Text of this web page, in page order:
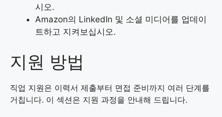
시오.
Amazon의 LinkedIn 및 소셜 미디어를 업데이
트하고 지켜보십시오.
지원 방법
직업 지원은 이력서 제출부터 면접 준비까지 여러 단계를
거칩니다. 이 섹션은 지원 과정을 안내해 드립니다.